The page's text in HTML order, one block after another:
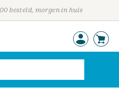
besteld, morgen in huis